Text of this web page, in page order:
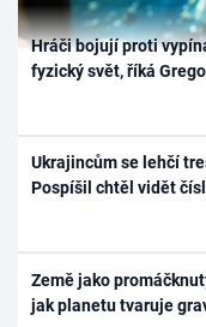
Hráči bojují proti
fyzický svět, říká
Ukrajincům se lehčí
Pospíšil chtěl vidět
Země jako
jak planetu tvaruje